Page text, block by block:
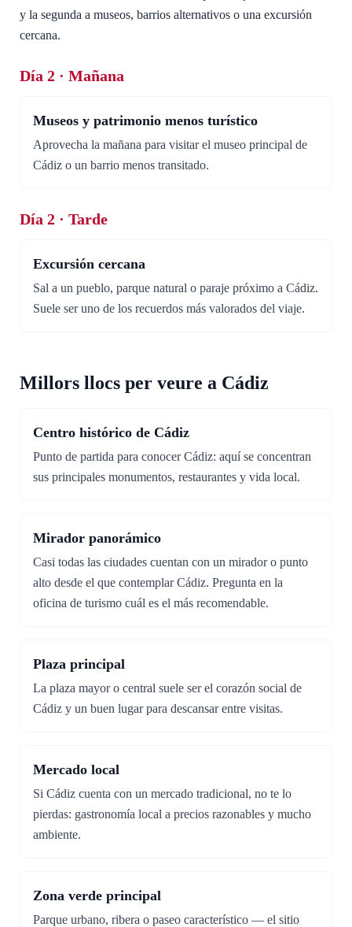
y la segunda a museos, barrios alternativos o una excursión
cercana.
Día 2 · Mañana
Museos y patrimonio menos turístico
Aprovecha la mañana para visitar el museo principal de
Cádiz o un barrio menos transitado.
Día 2 · Tarde
Excursión cercana
Sal a un pueblo, parque natural o paraje próximo a Cádiz.
Suele ser uno de los recuerdos más valorados del viaje.
Millors llocs per veure a Cádiz
Centro histórico de Cádiz
Punto de partida para conocer Cádiz: aquí se concentran
sus principales monumentos, restaurantes y vida local.
Mirador panorámico
Casi todas las ciudades cuentan con un mirador o punto
alto desde el que contemplar Cádiz. Pregunta en la
oficina de turismo cuál es el más recomendable.
Plaza principal
La plaza mayor o central suele ser el corazón social de
Cádiz y un buen lugar para descansar entre visitas.
Mercado local
Si Cádiz cuenta con un mercado tradicional, no te lo
pierdas: gastronomía local a precios razonables y mucho
ambiente.
Zona verde principal
Parque urbano, ribera o paseo característico — el sitio